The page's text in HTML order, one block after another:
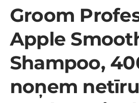
Groom
Apple
Shampoo,
noņem